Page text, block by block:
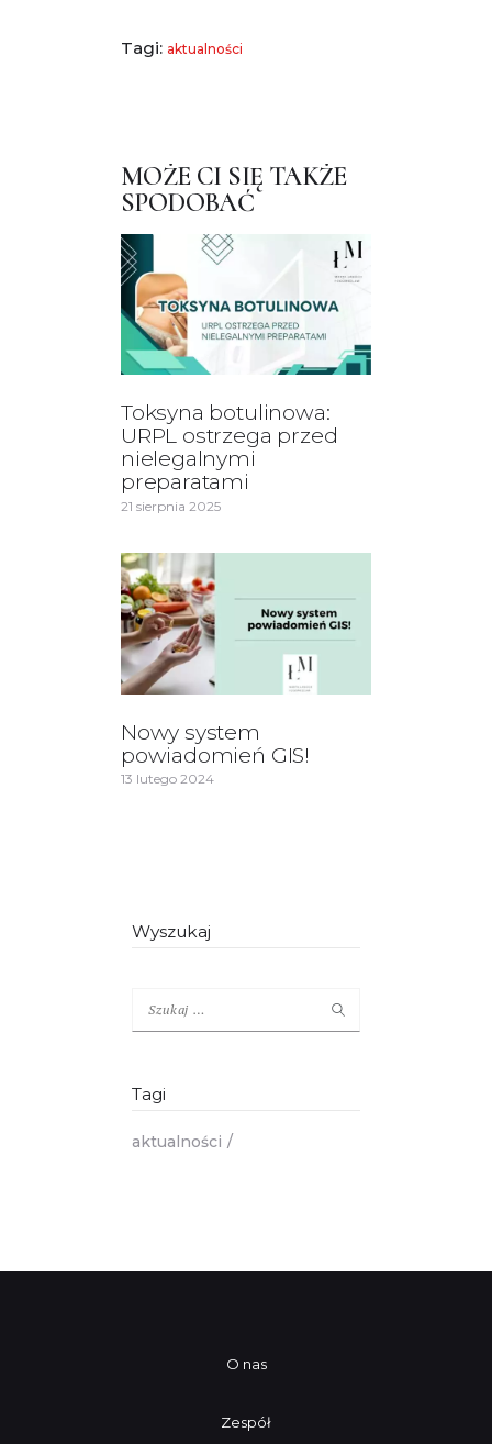
Tagi: aktualności
MOŻE CI SIĘ TAKŻE
SPODOBAĆ
Toksyna botulinowa:
URPL ostrzega przed
nielegalnymi
preparatami
21 sierpnia 2025
Nowy system
powiadomień GIS!
13 lutego 2024
Wyszukaj
Tagi
aktualności
O nas
Zespół